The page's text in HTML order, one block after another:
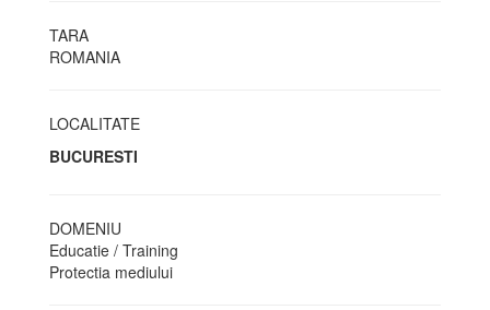
TARA
ROMANIA
LOCALITATE
BUCURESTI
DOMENIU
Educatie / Training
Protectia mediului